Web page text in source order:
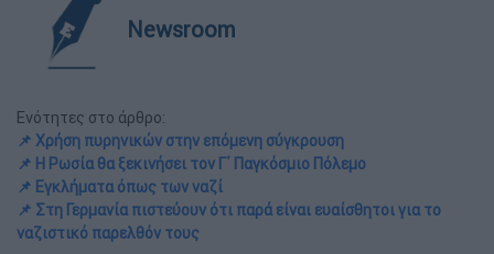
Newsroom
Ενότητες στο άρθρο:
📌 Χρήση πυρηνικών στην επόμενη σύγκρουση
📌 Η Ρωσία θα ξεκινήσει τον Γ΄ Παγκόσμιο Πόλεμο
📌 Εγκλήματα όπως των ναζί
📌 Στη Γερμανία πιστεύουν ότι παρά είναι ευαίσθητοι για το
ναζιστικό παρελθόν τους